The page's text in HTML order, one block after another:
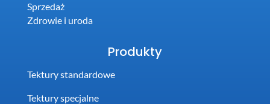
Sprzedaż
Zdrowie i uroda
Produkty
Tektury standardowe
Tektury specjalne